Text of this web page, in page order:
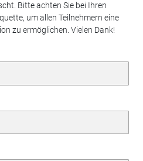
Bitte achten Sie bei Ihren
um allen Teilnehmern eine
zu ermöglichen. Vielen Dank!